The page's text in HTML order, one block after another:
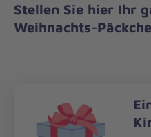
Stellen Sie hier Ihr
Weihnachts-